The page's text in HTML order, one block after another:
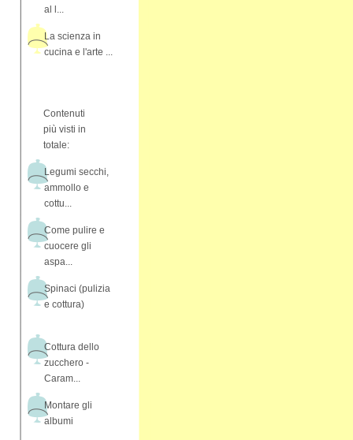
al l...
La scienza in
cucina e l'arte ...
Contenuti
più visti in
totale:
Legumi secchi,
ammollo e
cottu...
Come pulire e
cuocere gli
aspa...
Spinaci (pulizia
e cottura)
Cottura dello
zucchero -
Caram...
Montare gli
albumi